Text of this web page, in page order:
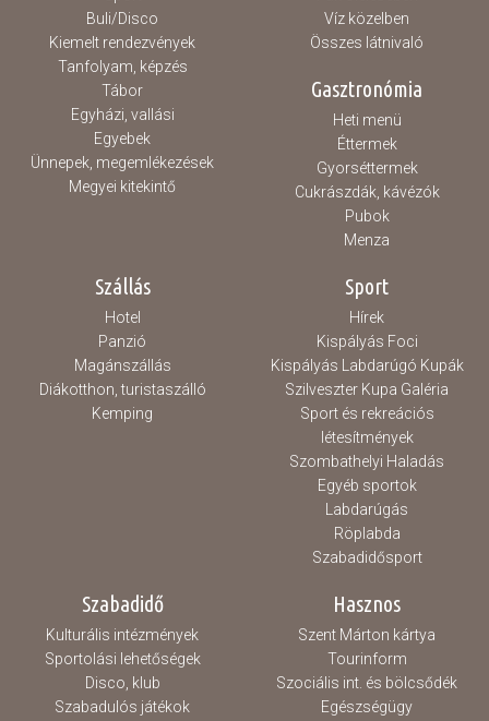
Buli/Disco
Kiemelt rendezvények
Tanfolyam, képzés
Tábor
Egyházi, vallási
Egyebek
Ünnepek, megemlékezések
Megyei kitekintő
Víz közelben
Összes látnivaló
Gasztronómia
Heti menü
Éttermek
Gyorséttermek
Cukrászdák, kávézók
Pubok
Menza
Szállás
Hotel
Panzió
Magánszállás
Diákotthon, turistaszálló
Kemping
Sport
Hírek
Kispályás Foci
Kispályás Labdarúgó Kupák
Szilveszter Kupa Galéria
Sport és rekreációs
létesítmények
Szombathelyi Haladás
Egyéb sportok
Labdarúgás
Röplabda
Szabadidősport
Szabadidő
Kulturális intézmények
Sportolási lehetőségek
Disco, klub
Szabadulós játékok
Hasznos
Szent Márton kártya
Tourinform
Szociális int. és bölcsődék
Egészségügy